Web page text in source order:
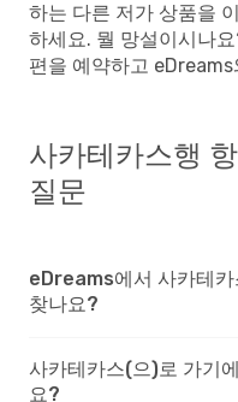
하는 다른 저가 상품을
하세요. 뭘 망설이시나
편을 예약하고
사카테카스행
질문
eDreams에서 사카테카
찾나요?
사카테카스(으)로 가기
요?